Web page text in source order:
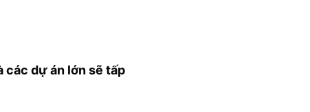
các dự án lớn sẽ tấp